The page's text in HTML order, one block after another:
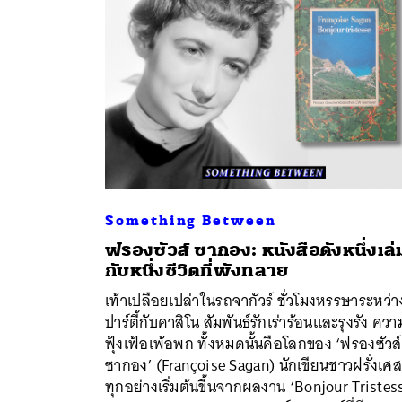
Something Between
ฟรองซัวส์ ซากอง: หนังสือดังหนึ่งเล่
กับหนึ่งชีวิตที่พังทลาย
เท้าเปลือยเปล่าในรถจากัวร์ ชั่วโมงหรรษาระหว่า
ปาร์ตี้กับคาสิโน สัมพันธ์รักเร่าร้อนและรุงรัง ควา
ฟุ้งเฟ้อเพ้อพก ทั้งหมดนั้นคือโลกของ ‘ฟรองซัวส์
ซากอง’ (Françoise Sagan) นักเขียนชาวฝรั่งเศ
ทุกอย่างเริ่มต้นขึ้นจากผลงาน ‘Bonjour